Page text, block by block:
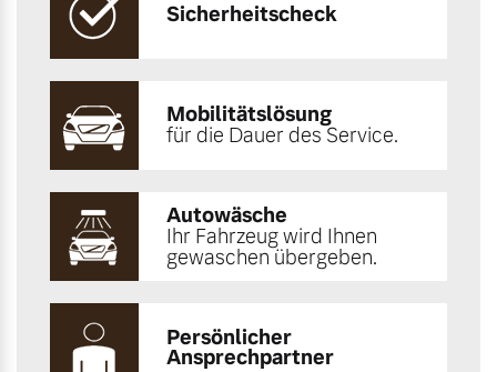
Sicherheitscheck
Mobilitätslösung
für die Dauer des Service.
Autowäsche
Ihr Fahrzeug wird Ihnen
gewaschen übergeben.
Persönlicher
Ansprechpartner